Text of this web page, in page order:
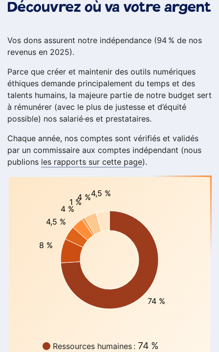
Découvrez où va votre argent
Vos dons assurent notre indépendance (94 % de nos
revenus en 2025).
Parce que créer et maintenir des outils numériques
éthiques demande principalement du temps et des
talents humains, la majeure partie de notre budget sert
à rémunérer (avec le plus de justesse et d’équité
possible) nos salarié·es et prestataires.
Chaque année, nos comptes sont vérifiés et validés
par un commissaire aux comptes indépendant (nous
publions les rapports sur cette page).
74 %
8 %
4,5 %
4 %
1 %4 %4,5 %
Ressources humaines : 74 %